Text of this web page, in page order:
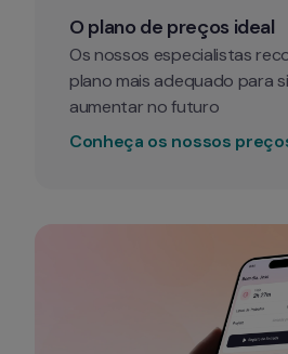
O plano de preços ideal
Os nossos especialistas
plano mais adequado para
aumentar no futuro
Conheça os nossos